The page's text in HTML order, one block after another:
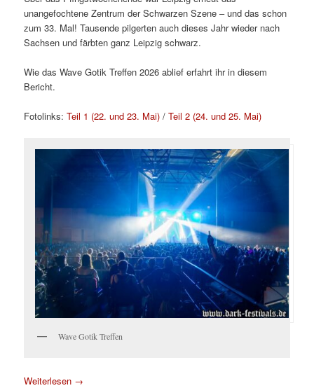
unangefochtene Zentrum der Schwarzen Szene – und das schon
zum 33. Mal! Tausende pilgerten auch dieses Jahr wieder nach
Sachsen und färbten ganz Leipzig schwarz.
Wie das Wave Gotik Treffen 2026 ablief erfahrt ihr in diesem
Bericht.
Fotolinks:Teil 1 (22. und 23. Mai) /Teil 2 (24. und 25. Mai)
Wave Gotik Treffen
Weiterlesen →